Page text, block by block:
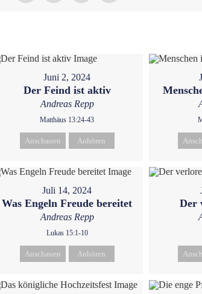
Juni 2, 2024
Der Feind ist aktiv
Andreas Repp
Matthäus 13:24-43
Anschauen Anhören
Juli 14, 2024
Was Engeln Freude bereitet
Andreas Repp
Lukas 15:1-10
Anschauen Anhören
Der